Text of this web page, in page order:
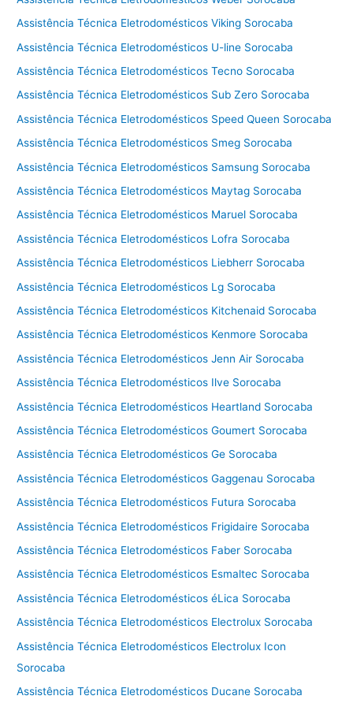
Assistência Técnica Eletrodomésticos Viking Sorocaba
Assistência Técnica Eletrodomésticos U-line Sorocaba
Assistência Técnica Eletrodomésticos Tecno Sorocaba
Assistência Técnica Eletrodomésticos Sub Zero Sorocaba
Assistência Técnica Eletrodomésticos Speed Queen Sorocaba
Assistência Técnica Eletrodomésticos Smeg Sorocaba
Assistência Técnica Eletrodomésticos Samsung Sorocaba
Assistência Técnica Eletrodomésticos Maytag Sorocaba
Assistência Técnica Eletrodomésticos Maruel Sorocaba
Assistência Técnica Eletrodomésticos Lofra Sorocaba
Assistência Técnica Eletrodomésticos Liebherr Sorocaba
Assistência Técnica Eletrodomésticos Lg Sorocaba
Assistência Técnica Eletrodomésticos Kitchenaid Sorocaba
Assistência Técnica Eletrodomésticos Kenmore Sorocaba
Assistência Técnica Eletrodomésticos Jenn Air Sorocaba
Assistência Técnica Eletrodomésticos Ilve Sorocaba
Assistência Técnica Eletrodomésticos Heartland Sorocaba
Assistência Técnica Eletrodomésticos Goumert Sorocaba
Assistência Técnica Eletrodomésticos Ge Sorocaba
Assistência Técnica Eletrodomésticos Gaggenau Sorocaba
Assistência Técnica Eletrodomésticos Futura Sorocaba
Assistência Técnica Eletrodomésticos Frigidaire Sorocaba
Assistência Técnica Eletrodomésticos Faber Sorocaba
Assistência Técnica Eletrodomésticos Esmaltec Sorocaba
Assistência Técnica Eletrodomésticos éLica Sorocaba
Assistência Técnica Eletrodomésticos Electrolux Sorocaba
Assistência Técnica Eletrodomésticos Electrolux Icon
Sorocaba
Assistência Técnica Eletrodomésticos Ducane Sorocaba